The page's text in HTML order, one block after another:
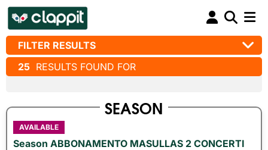
FILTER RESULTS
25 RESULTS FOUND FOR
SEASON
AVAILABLE
Season ABBONAMENTO MASULLAS 2 CONCERTI